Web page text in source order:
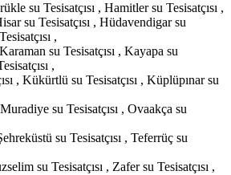
su Tesisatçısı , Hamitler su Tesisatçısı ,
su Tesisatçısı , Hüdavendigar su
,
su Tesisatçısı , Kayapa su
,
, Kükürtlü su Tesisatçısı , Küplüpınar su
su Tesisatçısı , Ovaakça su
su Tesisatçısı , Teferrüç su
su Tesisatçısı , Zafer su Tesisatçısı ,